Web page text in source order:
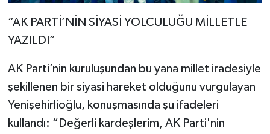
“AK PARTİ’NİN SİYASİ YOLCULUĞU MİLLETLE
YAZILDI”
AK Parti’nin kuruluşundan bu yana millet iradesiyle
şekillenen bir siyasi hareket olduğunu vurgulayan
Yenişehirlioğlu, konuşmasında şu ifadeleri
kullandı: “Değerli kardeşlerim, AK Parti'nin